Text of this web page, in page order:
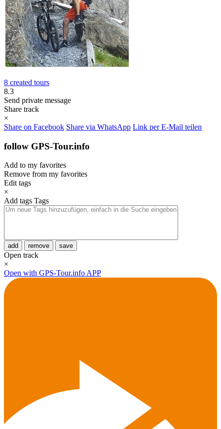
8 created tours
8.3
Send private message
Share track
×
Share on Facebook Share via WhatsApp Link per E-Mail teilen
follow GPS-Tour.info
Add to my favorites
Remove from my favorites
Edit tags
×
Add tags Tags
add remove save
Open track
×
Open with GPS-Tour.info APP